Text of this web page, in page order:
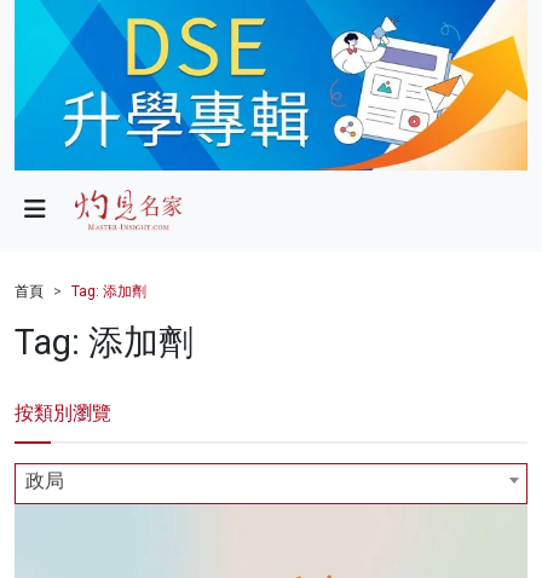
政局
財經
商業
科技
首頁 Tag: 添加劑
Tag: 添加劑
按類別瀏覽
政局